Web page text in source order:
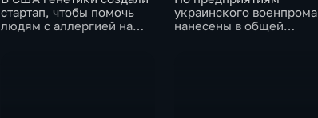
стартап, чтобы помочь
людям с аллергией на
украинского военпрома
нанесены в общей